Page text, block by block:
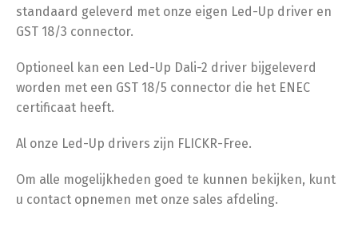
standaard geleverd met onze eigen Led-Up driver en
GST 18/3 connector.
Optioneel kan een Led-Up Dali-2 driver bijgeleverd
worden met een GST 18/5 connector die het ENEC
certificaat heeft.
Al onze Led-Up drivers zijn FLICKR-Free.
Om alle mogelijkheden goed te kunnen bekijken, kunt
u contact opnemen met onze sales afdeling.